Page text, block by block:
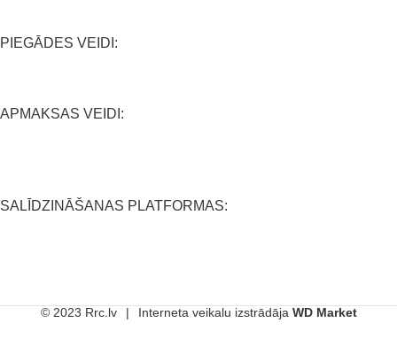
PIEGĀDES VEIDI:
APMAKSAS VEIDI:
SALĪDZINĀŠANAS PLATFORMAS:
© 2023 Rrc.lv | Interneta veikalu izstrādāja WD Market